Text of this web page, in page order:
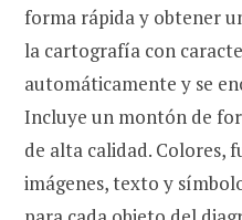
forma rápida y obtener
la cartografía con
automáticamente y se
Incluye un montón de
de alta calidad. Colores,
imágenes, texto y